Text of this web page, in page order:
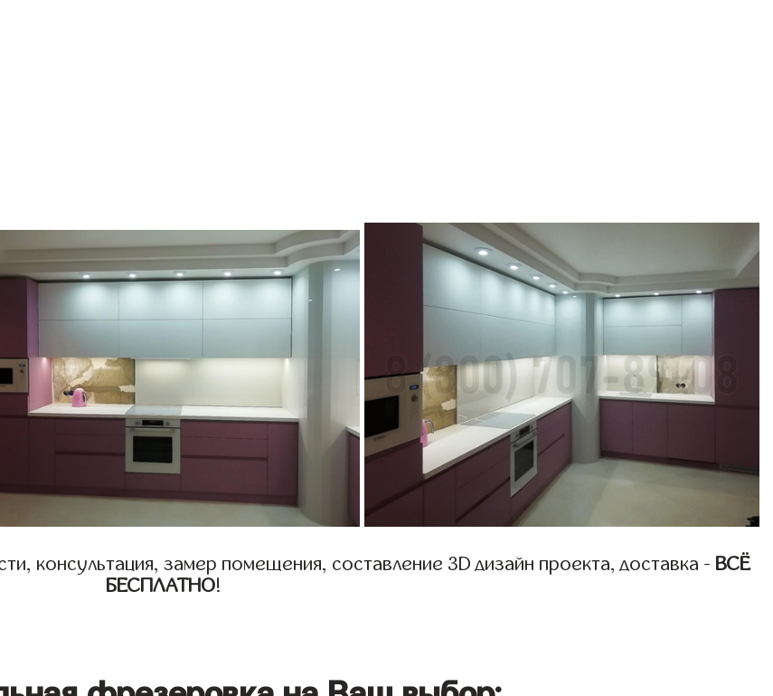
консультация, замер помещения, составление 3D дизайн проекта, доставка - ВСЁ
БЕСПЛАТНО!
фрезеровка на Ваш выбор: